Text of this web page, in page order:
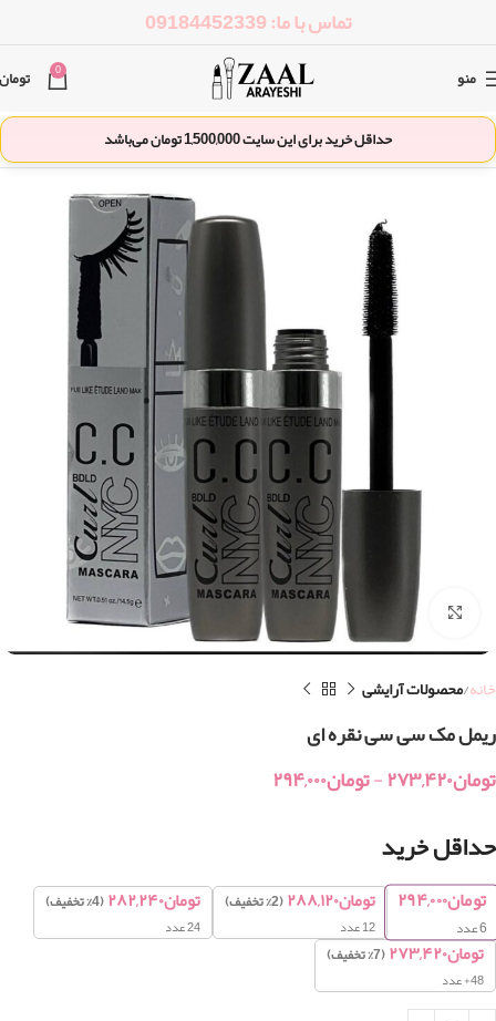
تماس با ما: 09184452339
منو 0 تومان
حداقل خرید برای این سایت1,500,000تومان می‌باشد
بزرگنمایی تصویر
خانه محصولات آرایشی
ریمل مک سی سی نقره ای
تومان۲۷۳,۴۲۰-تومان۲۹۴,۰۰۰
حداقل خرید
تومان۲۹۴,۰۰۰
6عدد
تومان۲۸۸,۱۲۰(2% تخفیف)
12 عدد
تومان۲۸۲,۲۴۰(4% تخفیف)
24 عدد
تومان۲۷۳,۴۲۰(7% تخفیف)
48+ عدد